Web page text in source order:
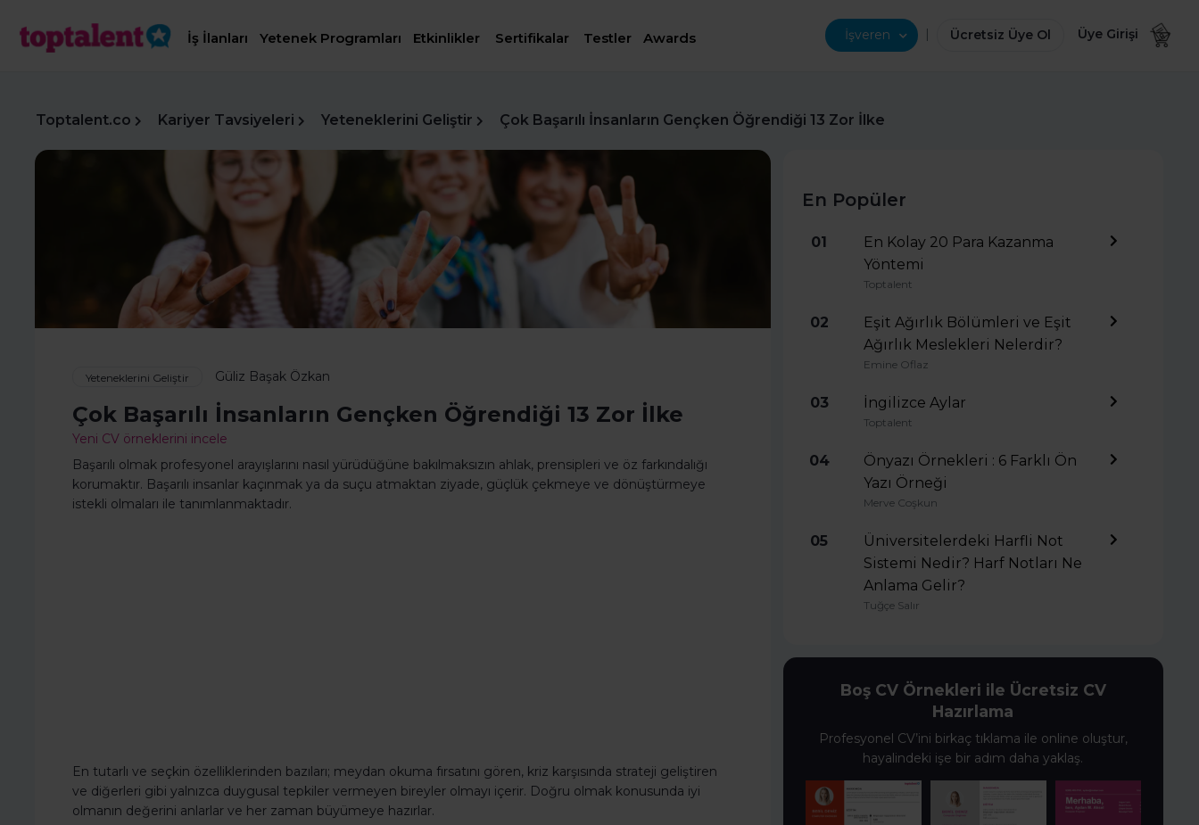
İş İlanları Yetenek Programları Etkinlikler Sertifikalar Testler Awards İşveren | Ücretsiz Üye Ol Üye Girişi
Toptalent.co Kariyer Tavsiyeleri Yeteneklerini Geliştir Çok Başarılı İnsanların Gençken Öğrendiği 13 Zor İlke
Yeteneklerini Geliştir Güliz Başak Özkan
Çok Başarılı İnsanların Gençken Öğrendiği 13 Zor İlke
Yeni CV örneklerini incele
Başarılı olmak profesyonel arayışlarını nasıl yürüdüğüne bakılmaksızın ahlak, prensipleri ve öz farkındalığı
korumaktır. Başarılı insanlar kaçınmak ya da suçu atmaktan ziyade, güçlük çekmeye ve dönüştürmeye
istekli olmaları ile tanımlanmaktadır.
En tutarlı ve seçkin özelliklerinden bazıları; meydan okuma fırsatını gören, kriz karşısında strateji geliştiren
ve diğerleri gibi yalnızca duygusal tepkiler vermeyen bireyler olmayı içerir. Doğru olmak konusunda iyi
olmanın değerini anlarlar ve her zaman büyümeye hazırlar.
En Popüler
01
En Kolay 20 Para Kazanma
Yöntemi
Toptalent
02
Eşit Ağırlık Bölümleri ve Eşit
Ağırlık Meslekleri Nelerdir?
Emine Oflaz
03 İngilizce Aylar
Toptalent
04
Önyazı Örnekleri : 6 Farklı Ön
Yazı Örneği
Merve Coşkun
05
Üniversitelerdeki Harfli Not
Sistemi Nedir? Harf Notları Ne
Anlama Gelir?
Tuğçe Salır
Boş CV Örnekleri ile Ücretsiz CV
Hazırlama
Profesyonel CV’ini birkaç tıklama ile online oluştur,
hayalindeki işe bir adım daha yaklaş.